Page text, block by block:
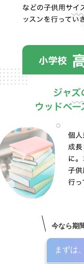
今なら期
まずは